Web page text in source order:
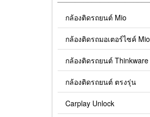
กล้องติดรถยนต์ Mio
กล้องติดรถมอเตอร์ไซค์ Mio
กล้องติดรถยนต์ Thinkware
กล้องติดรถยนต์ ตรงรุ่น
Carplay Unlock